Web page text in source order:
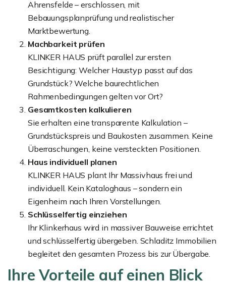
Ahrensfelde – erschlossen, mit
Bebauungsplanprüfung und realistischer
Marktbewertung.
Machbarkeit prüfen
KLINKER HAUS prüft parallel zur ersten
Besichtigung: Welcher Haustyp passt auf das
Grundstück? Welche baurechtlichen
Rahmenbedingungen gelten vor Ort?
Gesamtkosten kalkulieren
Sie erhalten eine transparente Kalkulation –
Grundstückspreis und Baukosten zusammen. Keine
Überraschungen, keine versteckten Positionen.
Haus individuell planen
KLINKER HAUS plant Ihr Massivhaus frei und
individuell. Kein Kataloghaus – sondern ein
Eigenheim nach Ihren Vorstellungen.
Schlüsselfertig einziehen
Ihr Klinkerhaus wird in massiver Bauweise errichtet
und schlüsselfertig übergeben. Schladitz Immobilien
begleitet den gesamten Prozess bis zur Übergabe.
Ihre Vorteile auf einen Blick